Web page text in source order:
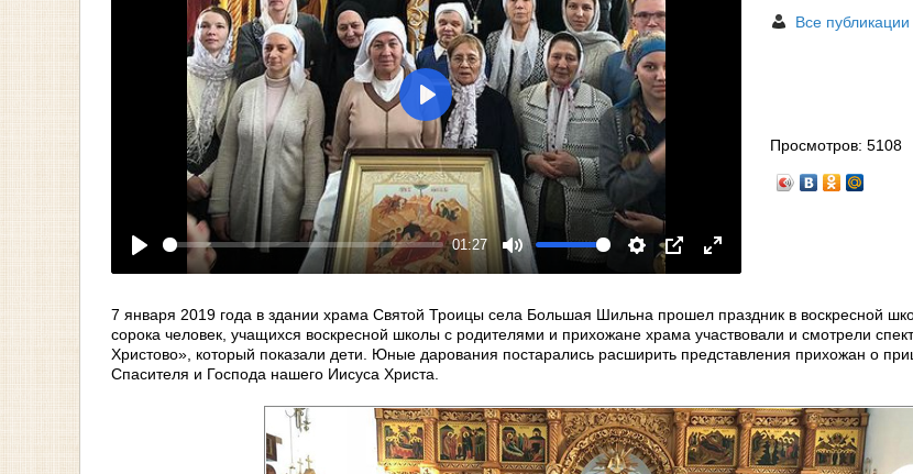
01:27
Mute Settings
Play
Все публикации
Просмотров:5108
7 января 2019 года в здании храма Святой Троицы села Большая Шильна прошел праздник в воскресной
сорока человек, учащихся воскресной школы с родителями и прихожане храма участвовали и смотрели
Христово», который показали дети. Юные дарования постарались расширить представления прихожан о
Спасителя и Господа нашего Иисуса Христа.